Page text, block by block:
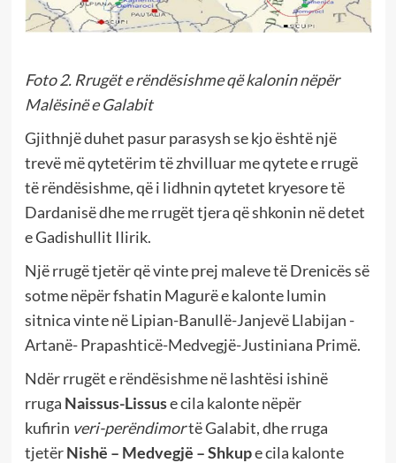
Foto 2. Rrugët e rëndësishme që kalonin nëpër
Malësinë e Galabit
Gjithnjë duhet pasur parasysh se kjo është një
trevë më qytetërim të zhvilluar me qytete e rrugë
të rëndësishme, që i lidhnin qytetet kryesore të
Dardanisë dhe me rrugët tjera që shkonin në detet
e Gadishullit Ilirik.
Një rrugë tjetër që vinte prej maleve të Drenicës së
sotme nëpër fshatin Magurë e kalonte lumin
sitnica vinte në Lipian-Banullë-Janjevë Llabijan -
Artanë- Prapashticë-Medvegjë-Justiniana Primë.
Ndër rrugët e rëndësishme në lashtësi ishinë
rruga Naissus-Lissuse cila kalonte nëpër
kufirin veri-perëndimortë Galabit, dhe rruga
tjetërNishë – Medvegjë – Shkupe cila kalonte